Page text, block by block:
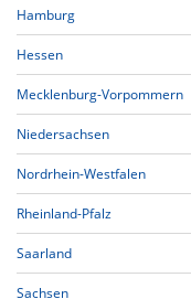
Hamburg
Hessen
Mecklenburg-Vorpommern
Niedersachsen
Nordrhein-Westfalen
Rheinland-Pfalz
Saarland
Sachsen